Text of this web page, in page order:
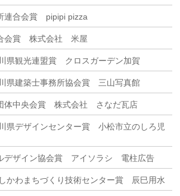
連合会賞 pipipi pizza
会賞 株式会社 米屋
県観光連盟賞 クロスガーデン加賀
県建築士事務所協会賞 三山写真館
体中央会賞 株式会社 さなだ瓦店
県デザインセンター賞 小松市立のしろ児
デザイン協会賞 アイソラシ 電柱広告
かわまちづくり技術センター賞 辰巳用水